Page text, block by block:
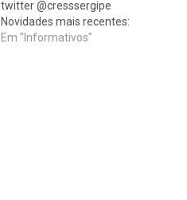
twitter @cresssergipe
Novidades mais recentes:
Encontro nacional reunirá
Em "Informativos"